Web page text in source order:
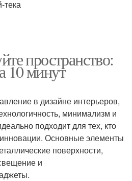
пространство:
10 минут
в дизайне интерьеров,
минимализм и
подходит для тех, кто
Основные элементы
поверхности,
и